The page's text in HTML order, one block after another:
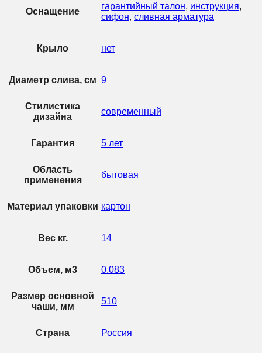
Оснащение
гарантийный талон, инструкция,
сифон, сливная арматура
Крыло нет
Диаметр слива, см 9
Стилистика
дизайна
современный
Гарантия 5 лет
Область
применения
бытовая
Материал упаковки картон
Вес кг. 14
Объем, м3 0.083
Размер основной
чаши, мм
510
Страна Россия